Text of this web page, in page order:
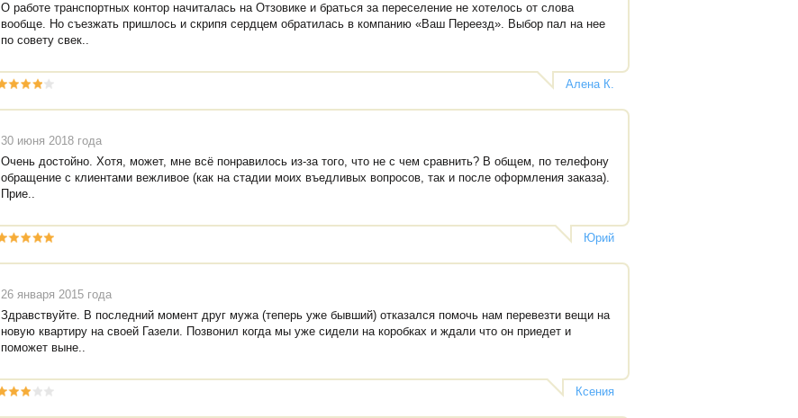
О работе транспортных контор начиталась на Отзовике и браться за переселение не хотелось от слова
вообще. Но съезжать пришлось и скрипя сердцем обратилась в компанию «Ваш Переезд». Выбор пал на нее
по совету свек..
Алена К.
30 июня 2018 года
Очень достойно. Хотя, может, мне всё понравилось из-за того, что не с чем сравнить? В общем, по телефону
обращение с клиентами вежливое (как на стадии моих въедливых вопросов, так и после оформления заказа).
Прие..
Юрий
26 января 2015 года
Здравствуйте. В последний момент друг мужа (теперь уже бывший) отказался помочь нам перевезти вещи на
новую квартиру на своей Газели. Позвонил когда мы уже сидели на коробках и ждали что он приедет и
поможет выне..
Ксения